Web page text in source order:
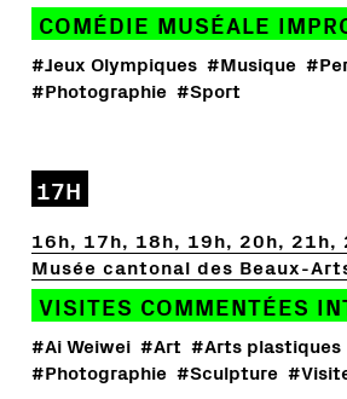
COMÉDIE MUSÉALE
#Jeux Olympiques #Musique
#Photographie #Sport
17H
16h, 17h, 18h, 19h, 20h, 21h,
Musée cantonal des Beaux-
VISITES COMMENTÉES
#Ai Weiwei #Art #Arts plastiques
#Photographie #Sculpture